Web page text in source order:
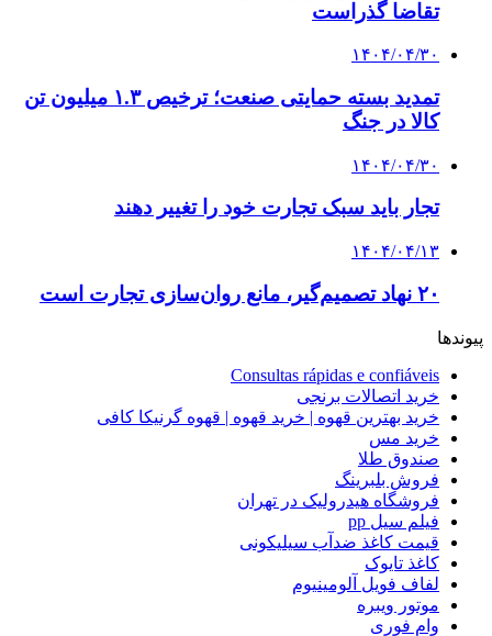
تقاضا گذراست
۱۴۰۴/۰۴/۳۰
تمدید بسته حمایتی صنعت؛ ترخیص ۱.۳ میلیون تن
کالا در جنگ
۱۴۰۴/۰۴/۳۰
تجار باید سبک تجارت خود را تغییر دهند
۱۴۰۴/۰۴/۱۳
۲۰ نهاد تصمیم‌گیر، مانع روان‌سازی تجارت است
پیوندها
Consultas rápidas e confiáveis
خرید اتصالات برنجی
خرید بهترین قهوه | خرید قهوه | قهوه گرنیکا کافی
خرید مس
صندوق طلا
فروش بلبرینگ
فروشگاه هیدرولیک در تهران
فیلم سیل pp
قیمت کاغذ ضدآب سیلیکونی
کاغذ تایوک
لفاف فویل آلومینیوم
موتور ویبره
وام فوری